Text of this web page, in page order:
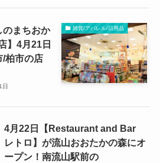
雑貨/アパレル/日用品
のまちおか
】4月21日
/柏市の店
日
4月22日【Restaurant and Bar
レトロ】が流山おおたかの森にオ
ープン！南流山駅前の